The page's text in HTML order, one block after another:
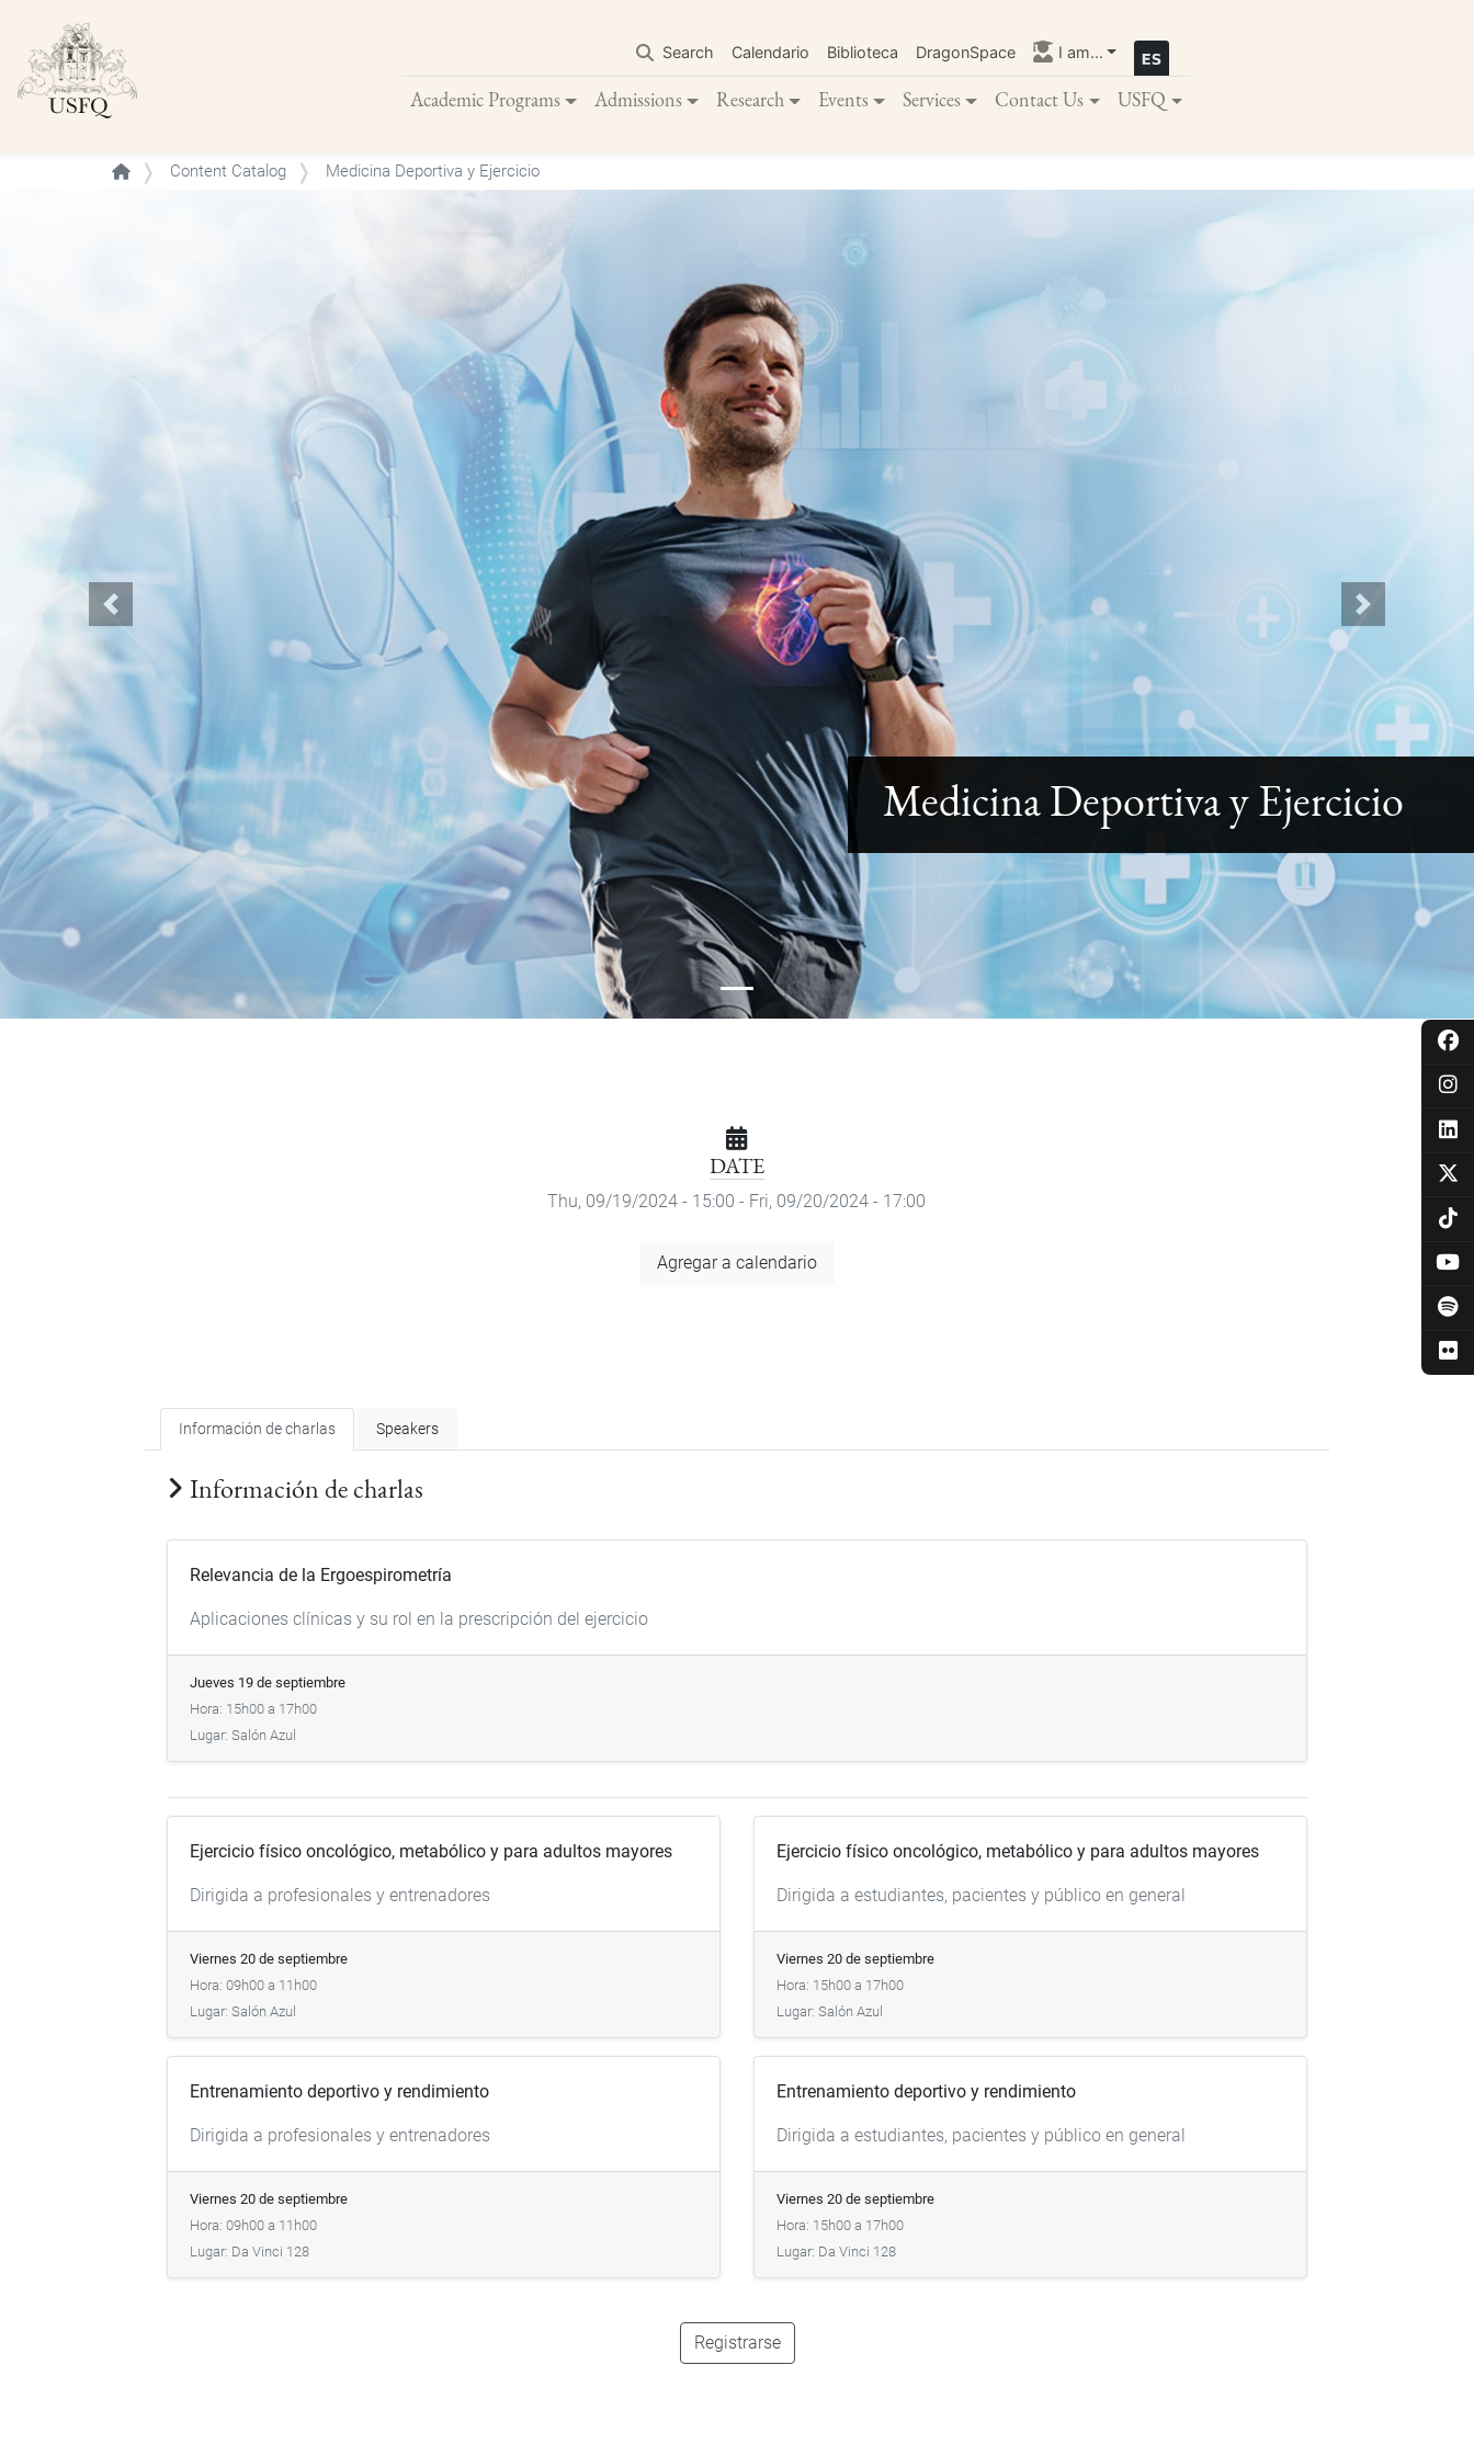
main
content
Search Calendario Biblioteca DragonSpace I am...
Academic Programs Admissions Research Events Services Contact Us USFQ
Content Catalog Medicina Deportiva y Ejercicio
Previous Next
Medicina Deportiva y Ejercicio
DATE
Thu, 09/19/2024 - 15:00 - Fri, 09/20/2024 - 17:00
Agregar a calendario
Información de charlas Speakers
Información de charlas
Relevancia de la Ergoespirometría
Aplicaciones clínicas y su rol en la prescripción del ejercicio
Jueves 19 de septiembre
Hora: 15h00 a 17h00
Lugar: Salón Azul
Ejercicio físico oncológico, metabólico y para adultos mayores
Dirigida a profesionales y entrenadores
Viernes 20 de septiembre
Hora: 09h00 a 11h00
Lugar: Salón Azul
Ejercicio físico oncológico, metabólico y para adultos mayores
Dirigida a estudiantes, pacientes y público en general
Viernes 20 de septiembre
Hora: 15h00 a 17h00
Lugar: Salón Azul
Entrenamiento deportivo y rendimiento
Dirigida a profesionales y entrenadores
Viernes 20 de septiembre
Hora: 09h00 a 11h00
Lugar: Da Vinci 128
Entrenamiento deportivo y rendimiento
Dirigida a estudiantes, pacientes y público en general
Viernes 20 de septiembre
Hora: 15h00 a 17h00
Lugar: Da Vinci 128
Registrarse